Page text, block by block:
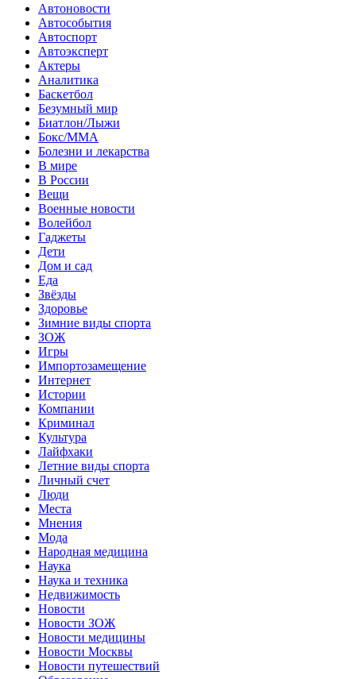
Автоновости
Автособытия
Автоспорт
Автоэксперт
Актеры
Аналитика
Баскетбол
Безумный мир
Биатлон/Лыжи
Бокс/MMA
Болезни и лекарства
В мире
В России
Вещи
Военные новости
Волейбол
Гаджеты
Дети
Дом и сад
Еда
Звёзды
Здоровье
Зимние виды спорта
ЗОЖ
Игры
Импортозамещение
Интернет
Истории
Компании
Криминал
Культура
Лайфхаки
Летние виды спорта
Личный счет
Люди
Места
Мнения
Мода
Народная медицина
Наука
Наука и техника
Недвижимость
Новости
Новости ЗОЖ
Новости медицины
Новости Москвы
Новости путешествий